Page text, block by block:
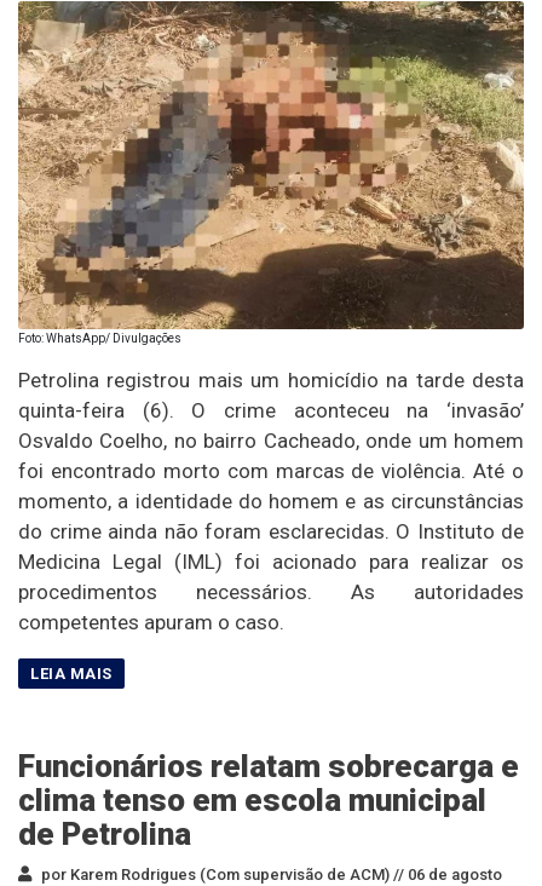
Foto: WhatsApp/ Divulgações
Petrolina registrou mais um homicídio na tarde desta
quinta-feira (6). O crime aconteceu na ‘invasão’
Osvaldo Coelho, no bairro Cacheado, onde um homem
foi encontrado morto com marcas de violência. Até o
momento, a identidade do homem e as circunstâncias
do crime ainda não foram esclarecidas. O Instituto de
Medicina Legal (IML) foi acionado para realizar os
procedimentos necessários. As autoridades
competentes apuram o caso.
Funcionários relatam sobrecarga e
clima tenso em escola municipal
de Petrolina
por Karem Rodrigues (Com supervisão de ACM) // 06 de agosto